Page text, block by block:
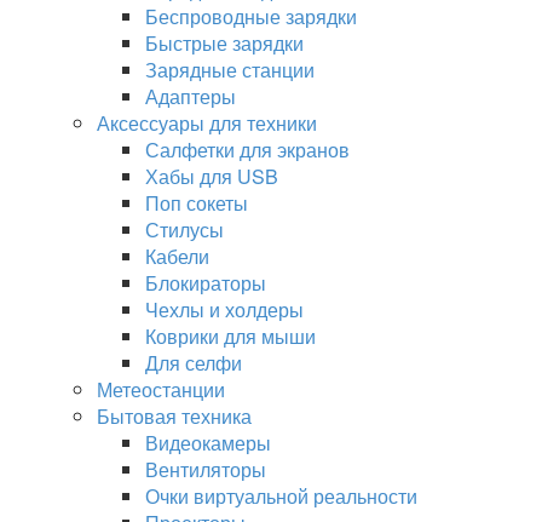
Беспроводные зарядки
Быстрые зарядки
Зарядные станции
Адаптеры
Аксессуары для техники
Салфетки для экранов
Хабы для USB
Поп сокеты
Стилусы
Кабели
Блокираторы
Чехлы и холдеры
Коврики для мыши
Для селфи
Метеостанции
Бытовая техника
Видеокамеры
Вентиляторы
Очки виртуальной реальности